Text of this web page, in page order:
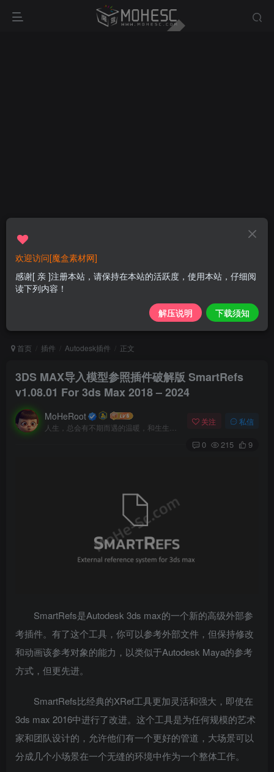
首页 插件 Autodesk插件 正文
3DS MAX导入模型参照插件破解版 SmartRefs
v1.08.01 For 3ds Max 2018 – 2024
MoHeRoot 关注 私信
0 215 9
SmartRefs是Autodesk 3ds max的一个新的高级外部参
考插件。有了这个工具，你可以参考外部文件，但保持修改
和动画该参考对象的能力，以类似于Autodesk Maya的参考
方式，但更先进。
SmartRefs比经典的XRef工具更加灵活和强大，即使在
3ds max 2016中进行了改进。这个工具是为任何规模的艺术
家和团队设计的，允许他们有一个更好的管道，大场景可以
分成几个小场景在一个无缝的环境中作为一个整体工作。
欢迎访问[魔盒素材网]
感谢[ 亲 ]注册本站，请保持在本站的活跃度，使用本站，仔细阅
读下列内容！
解压说明 下载须知